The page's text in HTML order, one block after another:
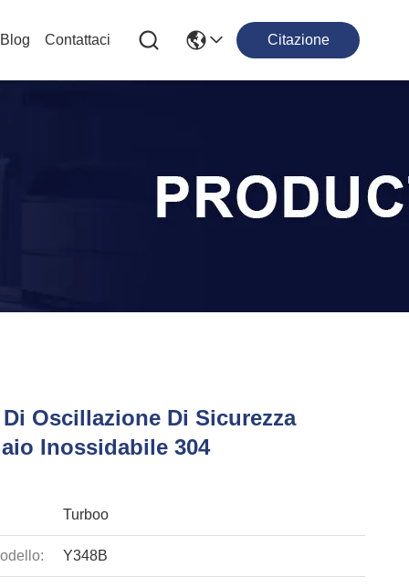
Blog Contattaci Citazione
Oscillazione Di Sicurezza
Inossidabile 304
Turboo
Y348B